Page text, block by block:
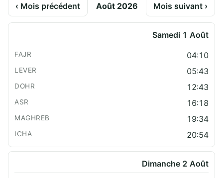
‹ Mois précédent Août 2026 Mois suivant ›
Samedi 1 Août
04:10
05:43
12:43
16:18
19:34
20:54
Dimanche 2 Août